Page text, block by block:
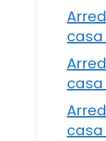
casa
casa